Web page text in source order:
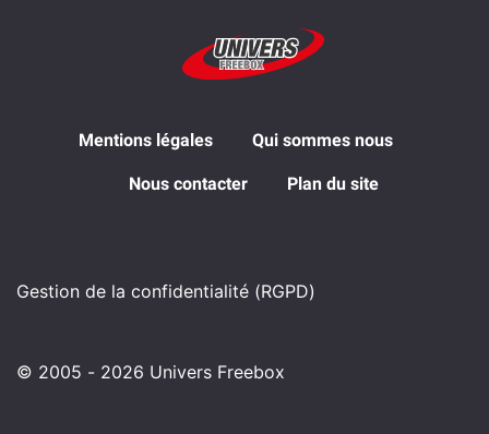
Mentions légales Qui sommes nous
Nous contacter Plan du site
Gestion de la confidentialité (RGPD)
© 2005 - 2026 Univers Freebox